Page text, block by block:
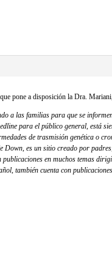
pone a disposición la Dra.
a las familias para que se
para el público general, está
de trasmisión genética o
Down, es un sitio creado por
en muchos temas
también cuenta con